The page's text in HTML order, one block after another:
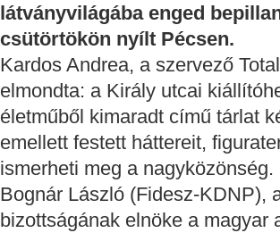
látványvilágába enged
csütörtökön nyílt Pécsen.
Kardos Andrea, a szervező
elmondta: a Király utcai
életműből kimaradt című tárlat
emellett festett háttereit,
ismerheti meg a nagyközönség.
Bognár László (Fidesz-KDNP),
bizottságának elnöke a magyar